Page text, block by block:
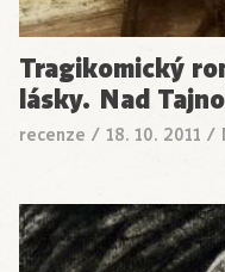
Tragikomický
lásky. Nad
recenze / 18. 10. 2011 /